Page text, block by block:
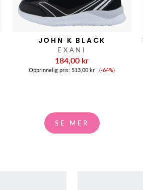
JOHN K BLACK
EXANI
184,00 kr
Opprinnelig pris: 513,00 kr Salgspris
(-64%)
SE MER